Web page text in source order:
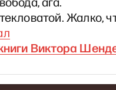
Жалко,
Виктора